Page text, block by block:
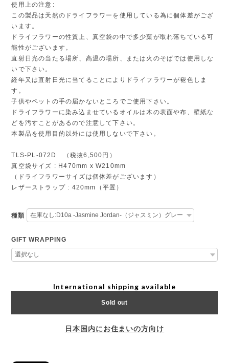
使用上の注意:
この製品は天然のドライフラワーを使用している為に個体差がござ
います。
ドライフラワーの性質上、真空袋の中で多少葉が取れ落ちている可
能性がございます。
直射日光の当たる場所、高温の場所、または火のそばでは使用しな
いで下さい。
経年又は直射日光に当てることによりドライフラワーが褪色しま
す。
子供やペットの手の届かないところでご使用下さい。
ドライフラワーに染み込ませているオイルは木の表面や布、壁紙な
どを汚すことがあるので注意して下さい。
本製品を使用目的以外には使用しないで下さい。
TLS-PL-072D （税抜6,500円）
真空袋サイズ : H470mm x W210mm
（ドライフラワーサイズは個体差がございます）
レザーストラップ : 420mm（平置）
種類
GIFT WRAPPING
International shipping available
Sold out
日本国内にお住まいの方向け